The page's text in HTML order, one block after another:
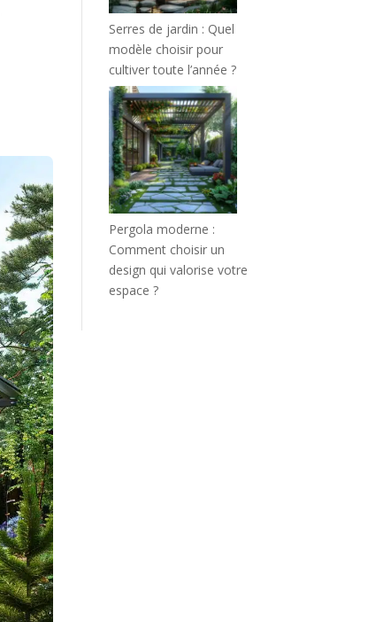
Serres de jardin : Quel
modèle choisir pour
cultiver toute l’année ?
Pergola moderne :
Comment choisir un
design qui valorise votre
espace ?